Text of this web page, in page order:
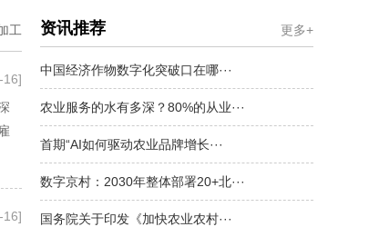
工
16]
16]
资讯推荐 更多+
中国经济作物数字化突破口在哪···
农业服务的水有多深？80%的从业···
首期“AI如何驱动农业品牌增长···
数字京村：2030年整体部署20+北···
国务院关于印发《加快农业农村···